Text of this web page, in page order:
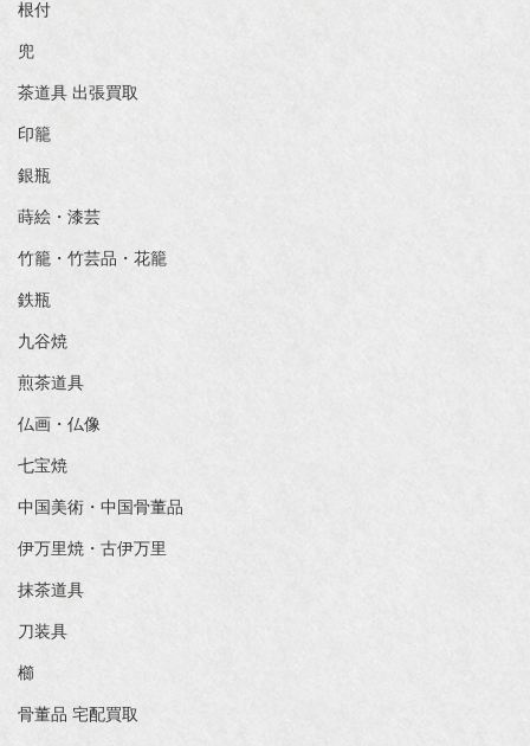
根付
兜
茶道具 出張買取
印籠
銀瓶
蒔絵・漆芸
竹籠・竹芸品・花籠
鉄瓶
九谷焼
煎茶道具
仏画・仏像
七宝焼
中国美術・中国骨董品
伊万里焼・古伊万里
抹茶道具
刀装具
櫛
骨董品 宅配買取